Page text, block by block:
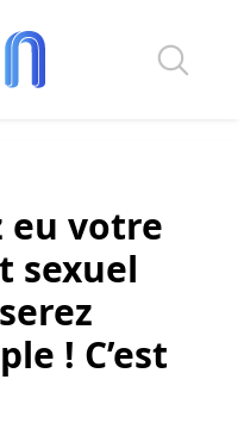
eu votre
sexuel
! C’est